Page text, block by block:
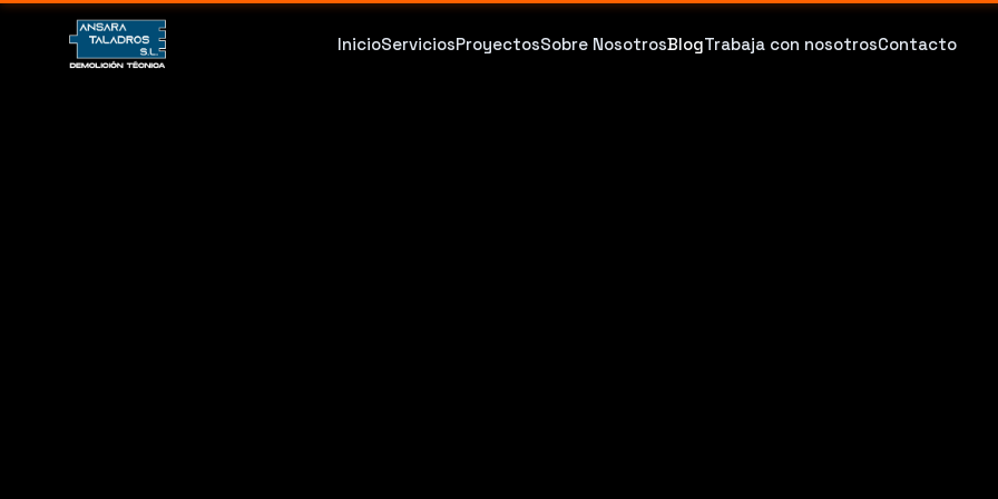
InicioServiciosProyectosSobre NosotrosBlogTrabaja con nosotrosContacto